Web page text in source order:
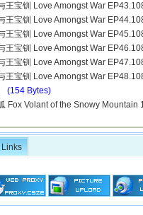
王宝钏 Love Amongst War
王宝钏 Love Amongst War
王宝钏 Love Amongst War
王宝钏 Love Amongst War
王宝钏 Love Amongst War
王宝钏 Love Amongst War
(154 Bytes)
Fox Volant of the Snowy
Links